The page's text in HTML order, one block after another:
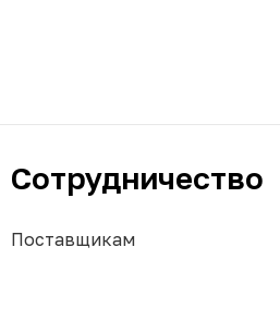
Сотрудничество
Поставщикам